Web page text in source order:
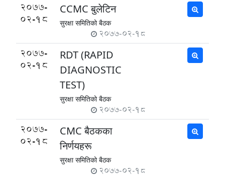
2077-
02-18
CCMC बुलेटिन
सुरक्षा समितिको बैठक
2077-02-18
2077-
02-18
RDT (RAPID
DIAGNOSTIC
TEST)
सुरक्षा समितिको बैठक
2077-02-18
2077-
02-18
CMC बैठकका
निर्णयहरू
सुरक्षा समितिको बैठक
2077-02-18